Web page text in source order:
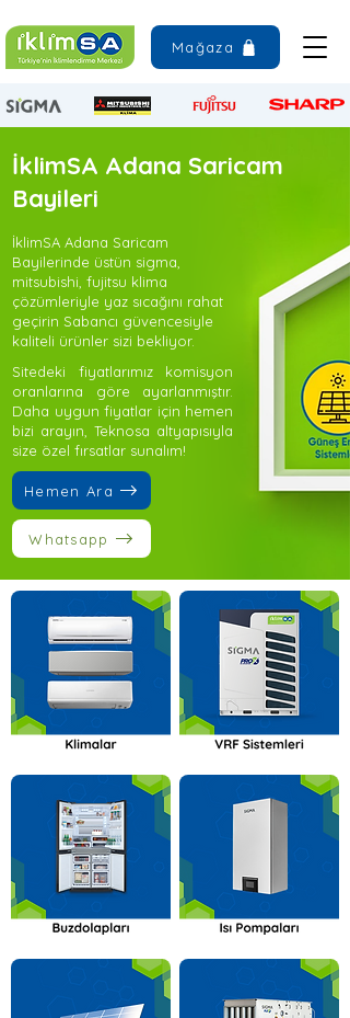
Mağaza
İklimSA Adana Saricam
Bayileri
İklimSA Adana Saricam
Bayilerinde üstün sigma,
mitsubishi, fujitsu klima
çözümleriyle yaz sıcağını rahat
geçirin Sabancı güvencesiyle
kaliteli ürünler sizi bekliyor.
Sitedeki fiyatlarımız komisyon
oranlarına göre ayarlanmıştır.
Daha uygun fiyatlar için hemen
bizi arayın, Teknosa altyapısıyla
size özel fırsatlar sunalım!
Hemen Ara
Whatsapp